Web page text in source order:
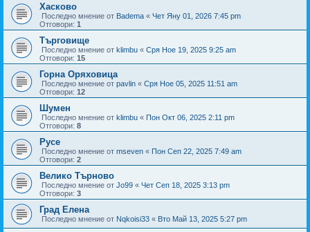
Хасково
Последно мнение от Badema « Чет Яну 01, 2026 7:45 pm
Отговори: 1
Търговище
Последно мнение от klimbu « Сря Ное 19, 2025 9:25 am
Отговори: 15
Горна Оряховица
Последно мнение от pavlin « Сря Ное 05, 2025 11:51 am
Отговори: 12
Шумен
Последно мнение от klimbu « Пон Окт 06, 2025 2:11 pm
Отговори: 8
Русе
Последно мнение от mseven « Пон Сеп 22, 2025 7:49 am
Отговори: 2
Велико Търново
Последно мнение от Jo99 « Чет Сеп 18, 2025 3:13 pm
Отговори: 3
Град Елена
Последно мнение от Nqkoisi33 « Вто Май 13, 2025 5:27 pm